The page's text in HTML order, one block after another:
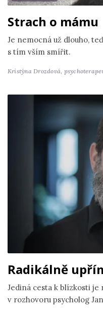
Strach o mámu
Je nemocná už dlouho,
s tím vším smířit.
Kristýna Drozdová,
Radikálně
Jediná cesta k blízkosti
v rozhovoru psycholog